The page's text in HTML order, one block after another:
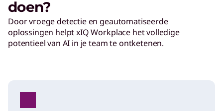
doen?
Door vroege detectie en geautomatiseerde
oplossingen helpt xIQ Workplace het volledige
potentieel van AI in je team te ontketenen.